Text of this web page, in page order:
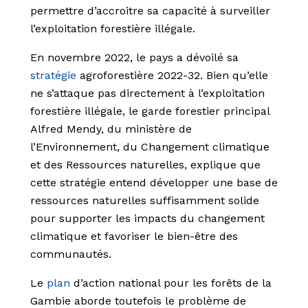
permettre d’accroitre sa capacité à surveiller
l’exploitation forestière illégale.
En novembre 2022, le pays a dévoilé sa
stratégie agroforestière 2022-32. Bien qu’elle
ne s’attaque pas directement à l’exploitation
forestière illégale, le garde forestier principal
Alfred Mendy, du ministère de
l’Environnement, du Changement climatique
et des Ressources naturelles, explique que
cette stratégie entend développer une base de
ressources naturelles suffisamment solide
pour supporter les impacts du changement
climatique et favoriser le bien-être des
communautés.
Le plan d’action national pour les forêts de la
Gambie aborde toutefois le problème de